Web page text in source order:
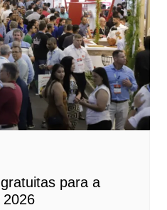
para a
2026